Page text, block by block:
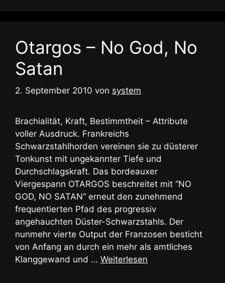
Otargos – No God, No
Satan
2. September 2010 von system
Brachialität, Kraft, Bestimmtheit – Attribute
voller Ausdruck. Frankreichs
Schwarzstahlhorden vereinen sie zu düsterer
Tonkunst mit ungekannter Tiefe und
Durchschlagskraft. Das bordeauxer
Viergespann OTARGOS beschreitet mit “NO
GOD, NO SATAN“ erneut den zunehmend
frequentierten Pfad des progressiv
angehauchten Düster-Schwarzstahls. Der
nunmehr vierte Output der Franzosen besticht
von Anfang an durch ein mehr als amtliches
Klanggewand und … Weiterlesen